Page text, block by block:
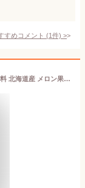
すめコメント (1件) >
北海たからや 北海道メロンゼリー 6個入 送料無料 北海道産 メロン果汁使用 ゼリー おやつ お歳暮 御中元 ご当地 お土産 ギフト プレゼント 贈り物